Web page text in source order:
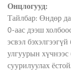
Онцлогууд:
Тайлбар: Өндөр
0-аас дээш
эсвэл
улгуурын
суурилуулах ёстой.